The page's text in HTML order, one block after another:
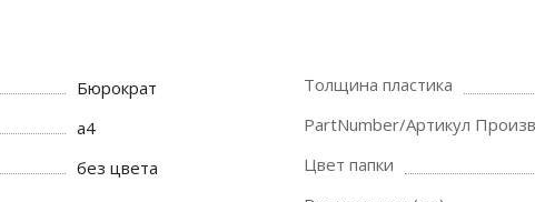
Бюрократ
a4
без цвета
Толщина пластика
PartNumber/Артикул
Цвет папки